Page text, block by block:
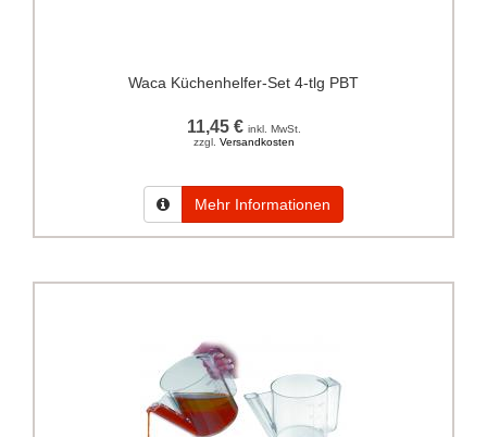
Waca Küchenhelfer-Set 4-tlg PBT
11,45 € inkl. MwSt.
zzgl. Versandkosten
Mehr Informationen